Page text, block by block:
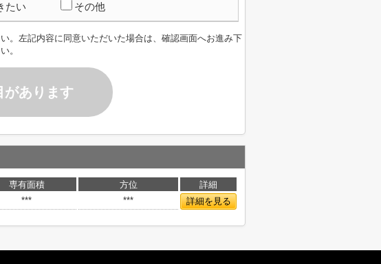
たい その他
。左記内容に同意いただいた場合は、確認画面へお進み下
。
があります
専有面積 方位
詳細
*** *** 詳細を見る